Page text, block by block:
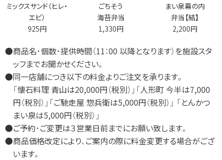
ミックスサンド（ヒレ・
エビ）
925円
ごちそう
海苔弁当
1,330円
まい泉幕の内
弁当【結】
2,200円
●商品名･個数･提供時間（11：00 以降となります）を施設スタ
ッフまでお聞かせください。
●同一店舗につき以下の料金よりご注文を承ります。
「懐石料理 青山は20,000円（税別）」 「人形町 今半は7,000
円（税別）」 「ご馳走屋 惣兵衛は5,000円（税別）」 「とんかつ
まい泉は5,000円（税別）」
●ご予約･ご変更は３営業日前までにお願い致します。
●商品価格改定により、ご案内の際に料金変更する場合がござ
います。